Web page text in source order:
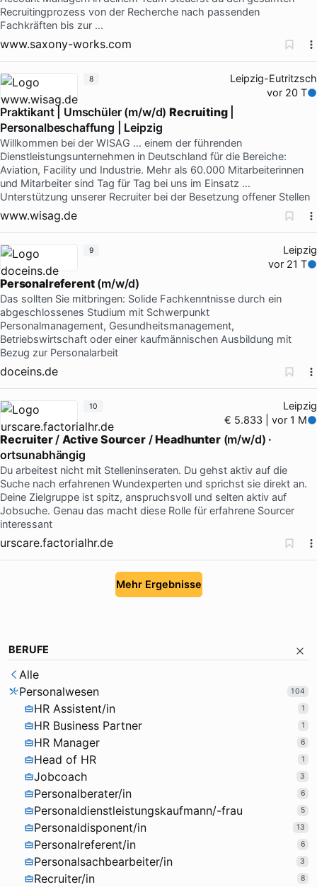
Recruitingprozess von der Recherche nach passenden
Fachkräften bis zur …
www.saxony-works.com
Leipzig-Eutritzsch
vor 20 T
Praktikant | Umschüler (m/w/d)Recruiting|
Personalbeschaffung | Leipzig
Willkommen bei der WISAG … einem der führenden
Dienstleistungsunternehmen in Deutschland für die Bereiche:
Aviation, Facility und Industrie. Mehr als 60.000 Mitarbeiterinnen
und Mitarbeiter sind Tag für Tag bei uns im Einsatz …
Unterstützung unserer Recruiter bei der Besetzung offener Stellen
www.wisag.de
8
Leipzig
vor 21 T
Personalreferent(m/w/d)
Das sollten Sie mitbringen: Solide Fachkenntnisse durch ein
abgeschlossenes Studium mit Schwerpunkt
Personalmanagement, Gesundheitsmanagement,
Betriebswirtschaft oder einer kaufmännischen Ausbildung mit
Bezug zur Personalarbeit
doceins.de
9
Leipzig
€ 5.833 | vor 1 M
Recruiter/Active Sourcer/Headhunter(m/w/d) ·
ortsunabhängig
Du arbeitest nicht mit Stelleninseraten. Du gehst aktiv auf die
Suche nach erfahrenen Wundexperten und sprichst sie direkt an.
Deine Zielgruppe ist spitz, anspruchsvoll und selten aktiv auf
Jobsuche. Genau das macht diese Rolle für erfahrene Sourcer
interessant
urscare.factorialhr.de
10
Mehr Ergebnisse
BERUFE
Alle
Personalwesen
104
HR Assistent/in 1
HR Business Partner 1
HR Manager 6
Head of HR 1
Jobcoach 3
Personalberater/in 6
Personaldienstleistungskaufmann/-frau 5
Personaldisponent/in 13
Personalreferent/in 6
Personalsachbearbeiter/in 3
Recruiter/in 8